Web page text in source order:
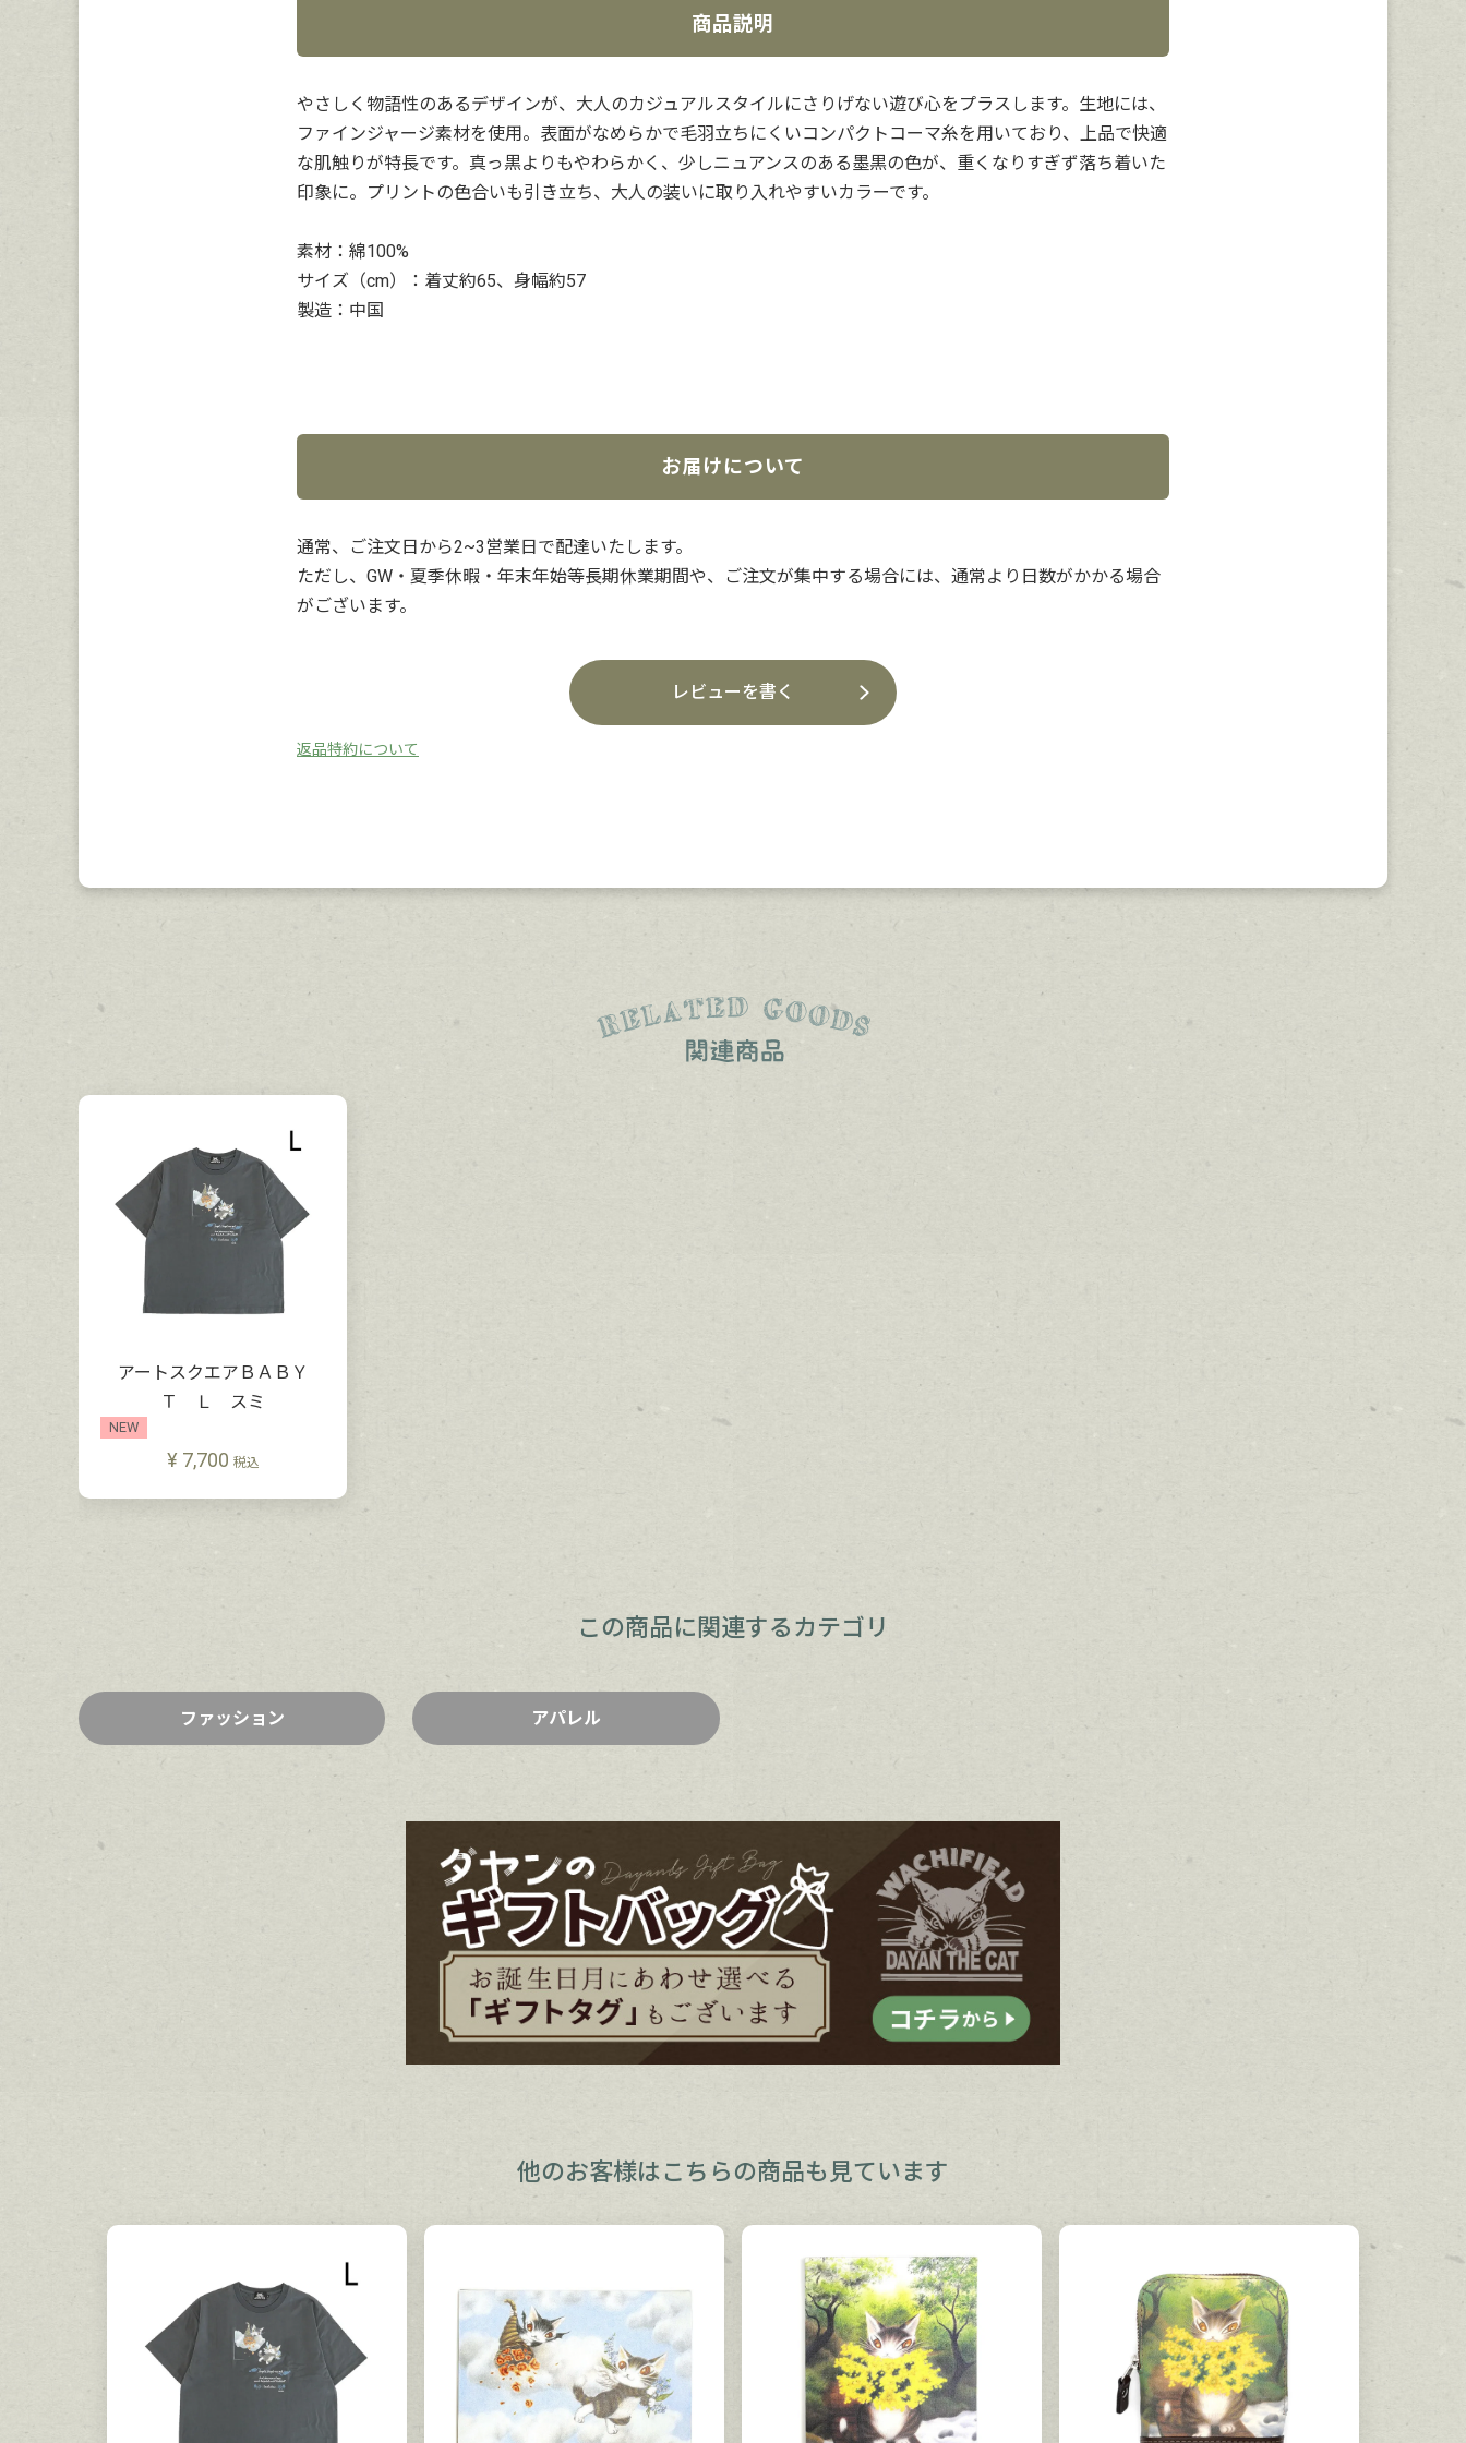
商品説明
やさしく物語性のあるデザインが、大人のカジュアルスタイルにさりげない遊び心をプラスします。生地には、
ファインジャージ素材を使用。表面がなめらかで毛羽立ちにくいコンパクトコーマ糸を用いており、上品で快適
な肌触りが特長です。真っ黒よりもやわらかく、少しニュアンスのある墨黒の色が、重くなりすぎず落ち着いた
印象に。プリントの色合いも引き立ち、大人の装いに取り入れやすいカラーです。
素材：綿100%
サイズ（cm）：着丈約65、身幅約57
製造：中国
お届けについて
通常、ご注文日から2~3営業日で配達いたします。
ただし、GW・夏季休暇・年末年始等長期休業期間や、ご注文が集中する場合には、通常より日数がかかる場合
がございます。
レビューを書く
返品特約について
アートスクエアＢＡＢＹ
Ｔ Ｌ スミ
NEW
¥ 7,700 税込
この商品に関連するカテゴリ
ファッション アパレル
他のお客様は こちらの商品も見ています